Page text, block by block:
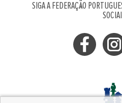
SIGA A FEDERAÇÃO